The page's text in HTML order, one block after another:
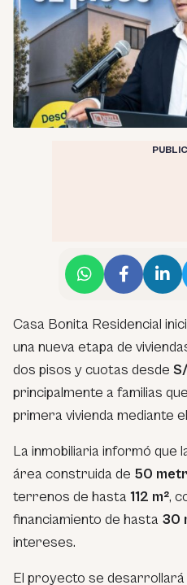
Casa Bonita Residencial
una nueva etapa de
dos pisos y cuotas desde
principalmente a familias
primera vivienda mediante
La inmobiliaria informó que
área construida de 50
terrenos de hasta 112 m²,
financiamiento de hasta 30
intereses.
El proyecto se desarrollará